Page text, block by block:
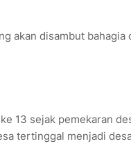
akan disambut bahagia
13 sejak pemekaran
tertinggal menjadi